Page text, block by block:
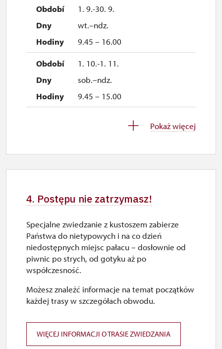
1. 9.-30. 9.
wt.–ndz.
9.45 – 16.00
1. 10.-1. 11.
sob.–ndz.
9.45 – 15.00
2. 11.-31. 12.
zamknięte
Pokaż więcej
4. Postępu nie zatrzymasz!
Specjalne zwiedzanie z kustoszem zabierze
Państwa do nietypowych i na co dzień
niedostępnych miejsc pałacu – dosłownie od
piwnic po strych, od gotyku aż po
współczesność.
Możesz znaleźć informacje na temat początków
każdej trasy w szczegółach obwodu.
WIĘCEJ INFORMACJI O TRASIE ZWIEDZANIA